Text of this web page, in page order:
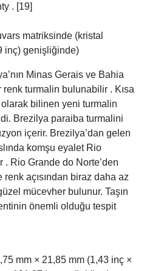
. [19]
matriksinde (kristal
inç) genişliğinde)
Minas Gerais ve Bahia
turmalin bulunabilir . Kısa
bilinen yeni turmalin
Brezilya paraiba turmalini
içerir. Brezilya’dan gelen
komşu eyalet Rio
. Rio Grande do Norte’den
açısından biraz daha az
mücevher bulunur. Taşın
önemli olduğu tespit
mm × 21,85 mm (1,43 inç ×